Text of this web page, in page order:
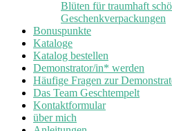
Blüten für traumhaft
Geschenkverpackungen
Bonuspunkte
Kataloge
Katalog bestellen
Demonstrator/in* werden
Häufige Fragen zur
Das Team Geschtempelt
Kontaktformular
über mich